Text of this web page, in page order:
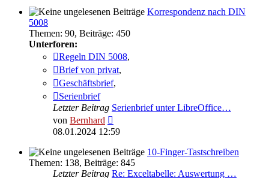
Korrespondenz nach DIN
5008
Themen: 90, Beiträge: 450
Unterforen:
Regeln DIN 5008,
Brief von privat,
Geschäftsbrief,
Serienbrief
Letzter Beitrag Serienbrief unter LibreOffice…
von Bernhard
Beitrag
08.01.2024 12:59
10-Finger-Tastschreiben
Themen: 138, Beiträge: 845
Letzter Beitrag Re: Exceltabelle: Auswertung …